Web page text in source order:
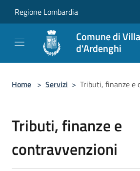
Regione Lombardia
Comune di
d'Ardenghi
Home > Servizi > Tributi, finanze e
Tributi, finanze e
contravvenzioni